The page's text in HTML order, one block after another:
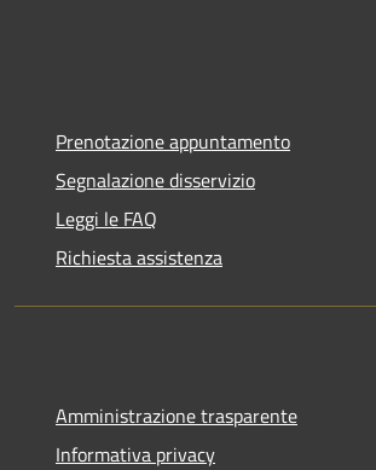
Prenotazione appuntamento
Segnalazione disservizio
Leggi le FAQ
Richiesta assistenza
Amministrazione trasparente
Informativa privacy